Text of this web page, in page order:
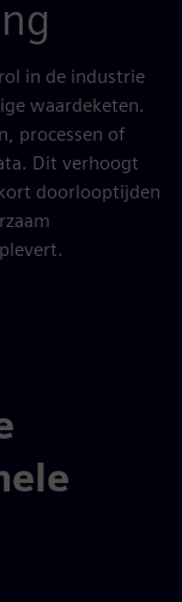
in de industrie
waardeketen.
processen of
Dit verhoogt
doorlooptijden